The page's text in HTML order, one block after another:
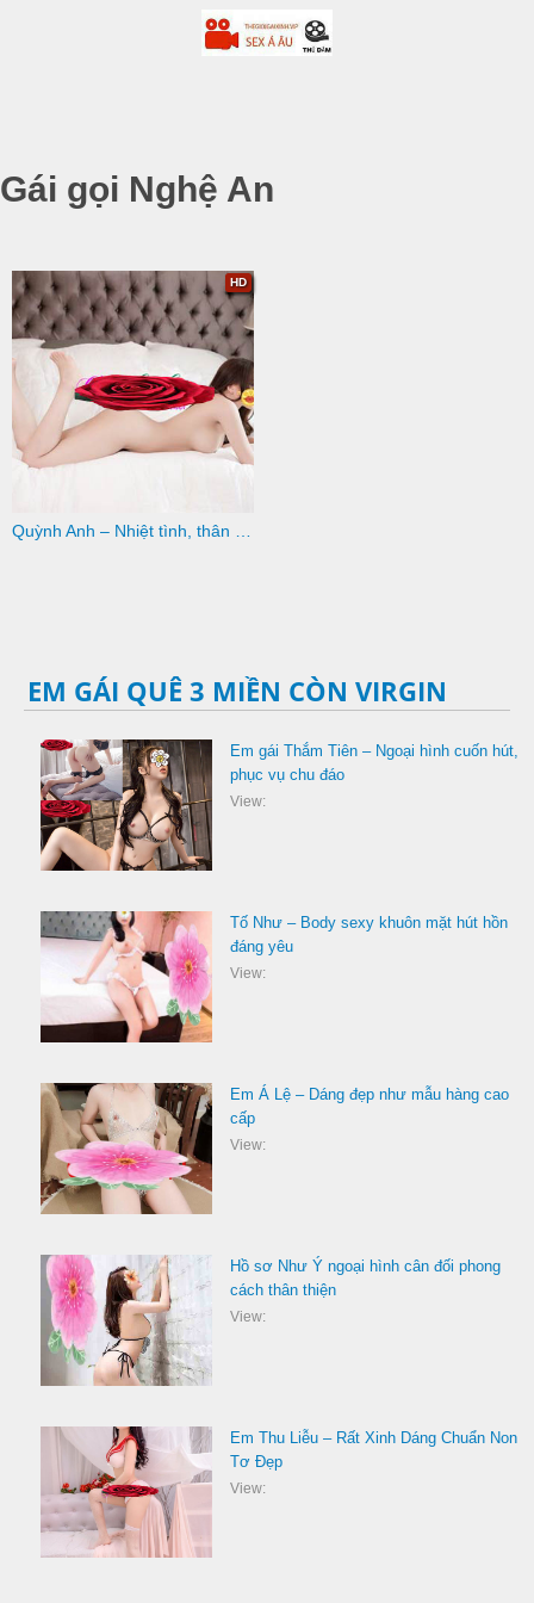
Gái gọi Nghệ An
HD
EM GÁI QUÊ 3 MIỀN CÒN VIRGIN
Em gái Thắm Tiên – Ngoại hình cuốn hút,
phục vụ chu đáo
View:
Tố Như – Body sexy khuôn mặt hút hồn
đáng yêu
View:
Em Á Lệ – Dáng đẹp như mẫu hàng cao
cấp
View:
Hồ sơ Như Ý ngoại hình cân đối phong
cách thân thiện
View:
Em Thu Liễu – Rất Xinh Dáng Chuẩn Non
Tơ Đẹp
View: